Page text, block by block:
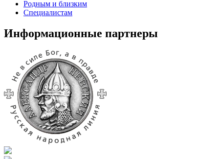
Родным и близким
Специалистам
Информационные партнеры